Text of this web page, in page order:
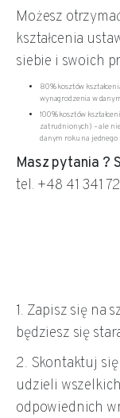
Możesz
kształcenia
siebie i swoich
80% kosztów
wynagrodzenia w
100% kosztów
zatrudnionych) – ale
danym roku na jednego
Masz pytania ?
tel. +48 41 341
1. Zapisz się na
będziesz się
2. Skontaktuj
udzieli
odpowiednich